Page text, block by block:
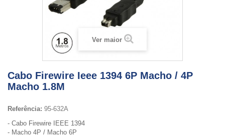
Ver maior
Cabo Firewire Ieee 1394 6P Macho / 4P
Macho 1.8M
Referência: 95-632A
- Cabo Firewire IEEE 1394
- Macho 4P / Macho 6P